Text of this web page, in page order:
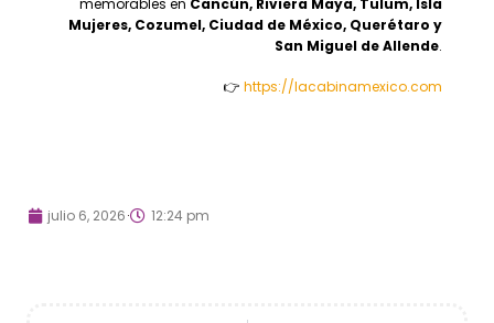
memorables en Cancún, Riviera Maya, Tulum, Isla
Mujeres, Cozumel, Ciudad de México, Querétaro y
San Miguel de Allende.
👉 https://lacabinamexico.com
julio 6, 2026 12:24 pm